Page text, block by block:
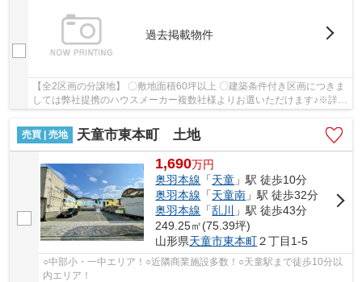
過去掲載物件
【全2区画の分譲地】 〇敷地面積60坪以上 〇建築条件付き区画につきま
しては弊社提携のハウスメーカー複数社様よりお選いただけます♪※詳細
売買 | 売地
天童市東本町 土地
1,690万円
奥羽本線 「天童 」駅 徒歩10分
奥羽本線 「天童南 」駅 徒歩32分
奥羽本線 「乱川
」駅 徒歩43分
249.25㎡(75.39坪)
山形県天童市東本町２丁目1-5
○中部小・一中エリア！○近隣商業施設多数！○天童駅まで徒歩10分以
内エリア！